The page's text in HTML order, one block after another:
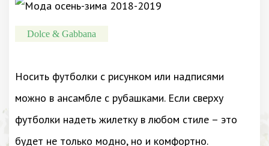
Dolce & Gabbana
Носить футболки с рисунком или надписями
можно в ансамбле с рубашками. Если сверху
футболки надеть жилетку в любом стиле – это
будет не только модно, но и комфортно.